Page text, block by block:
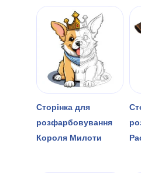
Сторінка для
розфарбовування
Короля Милоти